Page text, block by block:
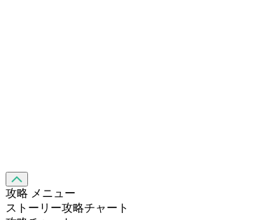
攻略 メニュー
ストーリー攻略チャート